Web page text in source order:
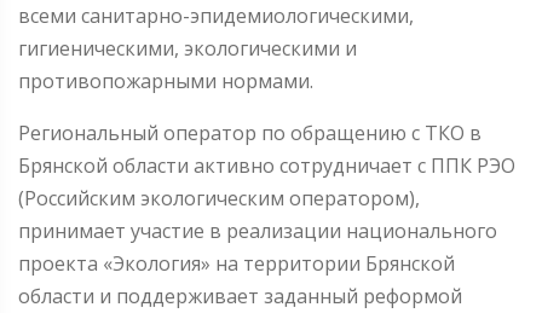
всеми санитарно-эпидемиологическими,
гигиеническими, экологическими и
противопожарными нормами.
Региональный оператор по обращению с ТКО в
Брянской области активно сотрудничает с ППК РЭО
(Российским экологическим оператором),
принимает участие в реализации национального
проекта «Экология» на территории Брянской
области и поддерживает заданный реформой